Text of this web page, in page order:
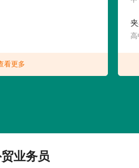
看更多
高
业务员